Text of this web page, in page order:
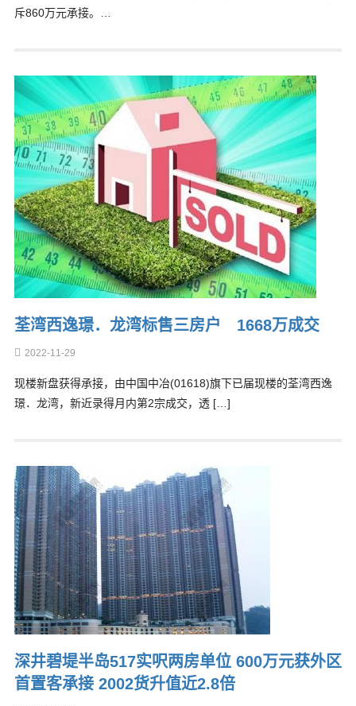
斥860万元承接。…
荃湾西逸璟．龙湾标售三房户 1668万成交
2022-11-29
现楼新盘获得承接，由中国中冶(01618)旗下已届现楼的荃湾西逸
璟．龙湾，新近录得月内第2宗成交，透 […]
深井碧堤半岛517实呎两房单位 600万元获外区
首置客承接 2002货升值近2.8倍